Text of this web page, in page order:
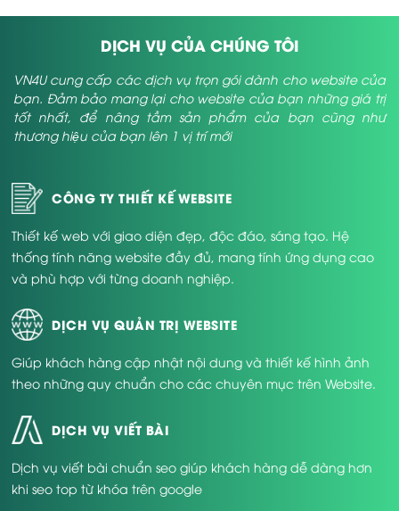
DỊCH VỤ CỦA CHÚNG TÔI
VN4U cung cấp các dịch vụ trọn gói dành cho website của
bạn. Đảm bảo mang lại cho website của bạn những giá trị
tốt nhất, để nâng tầm sản phẩm của bạn cũng như
thương hiệu của bạn lên 1 vị trí mới
CÔNG TY THIẾT KẾ WEBSITE
Thiết kế web với giao diện đẹp, độc đáo, sáng tạo. Hệ
thống tính năng website đầy đủ, mang tính ứng dụng cao
và phù hợp với từng doanh nghiệp.
DỊCH VỤ QUẢN TRỊ WEBSITE
Giúp khách hàng cập nhật nội dung và thiết kế hình ảnh
theo những quy chuẩn cho các chuyên mục trên Website.
DỊCH VỤ VIẾT BÀI
Dịch vụ viết bài chuẩn seo giúp khách hàng dễ dàng hơn
khi seo top từ khóa trên google